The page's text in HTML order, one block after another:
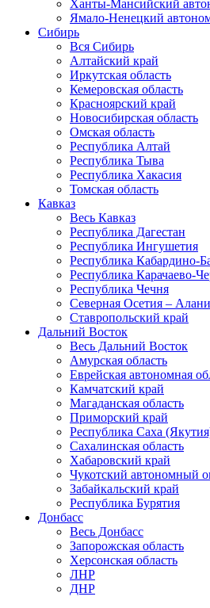
Ханты-Мансийский
Ямало-Ненецкий
Сибирь
Вся Сибирь
Алтайский край
Иркутская область
Кемеровская область
Красноярский край
Новосибирская область
Омская область
Республика Алтай
Республика Тыва
Республика Хакасия
Томская область
Кавказ
Весь Кавказ
Республика Дагестан
Республика Ингушетия
Республика Кабардино-
Республика Карачаево-
Республика Чечня
Северная Осетия –
Ставропольский край
Дальний Восток
Весь Дальний Восток
Амурская область
Еврейская автономная
Камчатский край
Магаданская область
Приморский край
Республика Саха
Сахалинская область
Хабаровский край
Чукотский автономный
Забайкальский край
Республика Бурятия
Донбасс
Весь Донбасс
Запорожская область
Херсонская область
ЛНР
ДНР